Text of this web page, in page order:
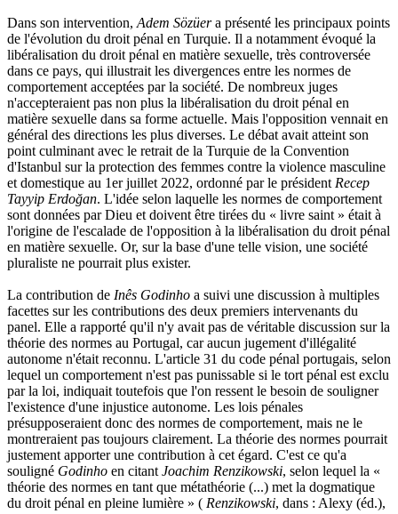
Dans son intervention, Adem Sözüera présenté les principaux points
de l'évolution du droit pénal en Turquie. Il a notamment évoqué la
libéralisation du droit pénal en matière sexuelle, très controversée
dans ce pays, qui illustrait les divergences entre les normes de
comportement acceptées par la société. De nombreux juges
n'accepteraient pas non plus la libéralisation du droit pénal en
matière sexuelle dans sa forme actuelle. Mais l'opposition vennait en
général des directions les plus diverses. Le débat avait atteint son
point culminant avec le retrait de la Turquie de la Convention
d'Istanbul sur la protection des femmes contre la violence masculine
et domestique au 1er juillet 2022, ordonné par le président Recep
Tayyip Erdoğan. L'idée selon laquelle les normes de comportement
sont données par Dieu et doivent être tirées du « livre saint » était à
l'origine de l'escalade de l'opposition à la libéralisation du droit pénal
en matière sexuelle. Or, sur la base d'une telle vision, une société
pluraliste ne pourrait plus exister.
La contribution de Inês Godinho a suivi une discussion à multiples
facettes sur les contributions des deux premiers intervenants du
panel. Elle a rapporté qu'il n'y avait pas de véritable discussion sur la
théorie des normes au Portugal, car aucun jugement d'illégalité
autonome n'était reconnu. L'article 31 du code pénal portugais, selon
lequel un comportement n'est pas punissable si le tort pénal est exclu
par la loi, indiquait toutefois que l'on ressent le besoin de souligner
l'existence d'une injustice autonome. Les lois pénales
présupposeraient donc des normes de comportement, mais ne le
montreraient pas toujours clairement. La théorie des normes pourrait
justement apporter une contribution à cet égard. C'est ce qu'a
souligné Godinho en citant Joachim Renzikowski, selon lequel la «
théorie des normes en tant que métathéorie (...) met la dogmatique
du droit pénal en pleine lumière » ( Renzikowski, dans : Alexy (éd.),